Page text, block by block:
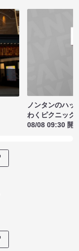
ノンタンのハッ
わくピクニック
08/08 09:30 開